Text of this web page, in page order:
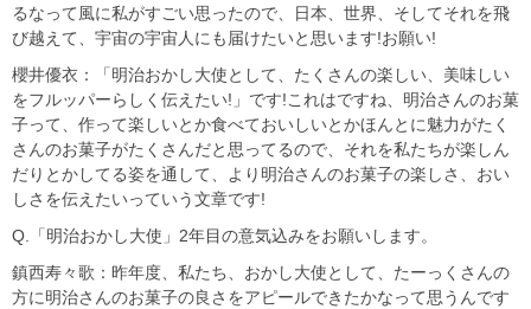
るなって風に私がすごい思ったので、日本、世界、そしてそれを飛
び越えて、宇宙の宇宙人にも届けたいと思います!お願い!
櫻井優衣：「明治おかし大使として、たくさんの楽しい、美味しい
をフルッパーらしく伝えたい!」です!これはですね、明治さんのお菓
子って、作って楽しいとか食べておいしいとかほんとに魅力がたく
さんのお菓子がたくさんだと思ってるので、それを私たちが楽しん
だりとかしてる姿を通して、より明治さんのお菓子の楽しさ、おい
しさを伝えたいっていう文章です!
Q.「明治おかし大使」2年目の意気込みをお願いします。
鎮西寿々歌：昨年度、私たち、おかし大使として、たーっくさんの
方に明治さんのお菓子の良さをアピールできたかなって思うんです